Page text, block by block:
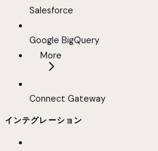
Salesforce
Google BigQuery
More
Connect Gateway
インテグレーション